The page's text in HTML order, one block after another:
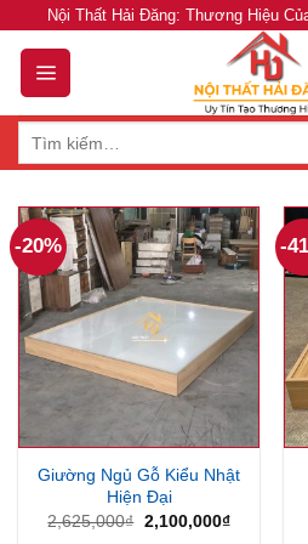
content
Nội Thất Hải Đăng: Thương Hiệu
-20%
Giường Ngủ Gỗ Kiểu Nhật
Hiện Đại
2,625,000₫ Giá
2,100,000₫Giá
-